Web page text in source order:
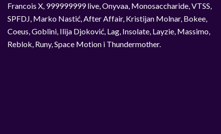
Francois X, 999999999 live, Onyvaa, Monosaccharide, VTSS,
SPFDJ, Marko Nastić, After Affair, Kristijan Molnar, Bokee,
Coeus, Goblini, Ilija Djoković, Lag, Insolate, Layzie, Massimo,
Reblok, Runy, Space Motion i Thundermother.